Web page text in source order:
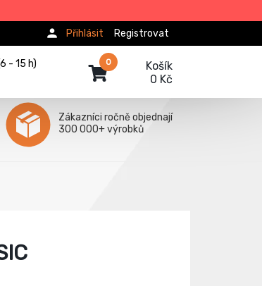
Registrovat
Přihlásit
- 15 h)
Košík
0 Kč
0
Zákazníci ročně objednají
300 000+ výrobků